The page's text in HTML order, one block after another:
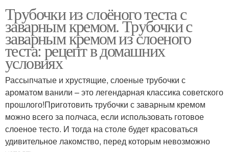
Трубочки из слоёного теста с
заварным кремом. Трубочки с
заварным кремом из слоеного
теста: рецепт в домашних
условиях
Рассыпчатые и хрустящие, слоеные трубочки с
ароматом ванили – это легендарная классика советского
прошлого!Приготовить трубочки с заварным кремом
можно всего за полчаса, если использовать готовое
слоеное тесто. И тогда на столе будет красоваться
удивительное лакомство, перед которым невозможно